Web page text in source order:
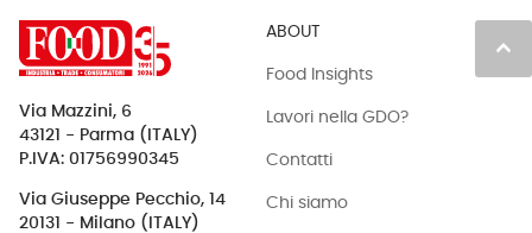
keyboard_arrow_up
Via Mazzini, 6
43121 - Parma (ITALY)
P.IVA: 01756990345
Via Giuseppe Pecchio, 14
20131 - Milano (ITALY)
ABOUT
Food Insights
Lavori nella GDO?
Contatti
Chi siamo